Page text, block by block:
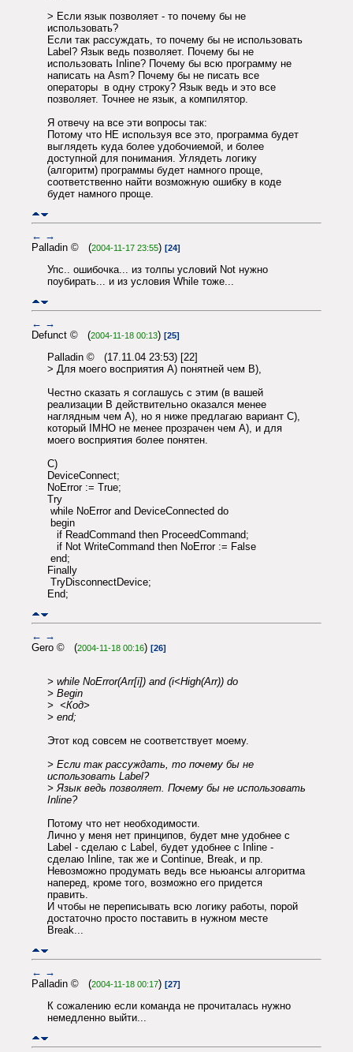
> Если язык позволяет - то почему бы не
использовать?
Если так рассуждать, то почему бы не использовать
Label? Язык ведь позволяет. Почему бы не
использовать Inline? Почему бы всю программу не
написать на Asm? Почему бы не писать все
операторы в одну строку? Язык ведь и это все
позволяет. Точнее не язык, а компилятор.
Я отвечу на все эти вопросы так:
Потому что НЕ используя все это, программа будет
выглядеть куда более удобочиемой, и более
доступной для понимания. Углядеть логику
(алгоритм) программы будет намного проще,
соответственно найти возможную ошибку в коде
будет намного проще.
← →
Palladin © (2004-11-17 23:55) [24]
Упс.. ошибочка... из толпы условий Not нужно
поубирать... и из условия While тоже...
← →
Defunct © (2004-11-18 00:13) [25]
Palladin © (17.11.04 23:53) [22]
> Для моего восприятия A) понятней чем B),
Честно сказать я соглашусь с этим (в вашей
реализации B действительно оказался менее
наглядным чем A), но я ниже предлагаю вариант C),
который IMHO не менее прозрачен чем A), и для
моего восприятия более понятен.
C)
DeviceConnect;
NoError := True;
Try
while NoError and DeviceConnected do
begin
if ReadCommand then ProceedCommand;
if Not WriteCommand then NoError := False
end;
Finally
TryDisconnectDevice;
End;
← →
Gero © (2004-11-18 00:16) [26]
> while NoError(Arr[i]) and (i<High(Arr)) do
> Begin
> <Код>
> end;
Этот код совсем не соответствует моему.
> Если так рассуждать, то почему бы не
использовать Label?
> Язык ведь позволяет. Почему бы не использовать
Inline?
Потому что нет необходимости.
Лично у меня нет принципов, будет мне удобнее с
Label - сделаю с Label, будет удобнее с Inline -
сделаю Inline, так же и Continue, Break, и пр.
Невозможно продумать ведь все ньюансы алгоритма
наперед, кроме того, возможно его придется
править.
И чтобы не переписывать всю логику работы, порой
достаточно просто поставить в нужном месте
Break...
← →
Palladin © (2004-11-18 00:17) [27]
К сожалению если команда не прочиталась нужно
немедленно выйти...